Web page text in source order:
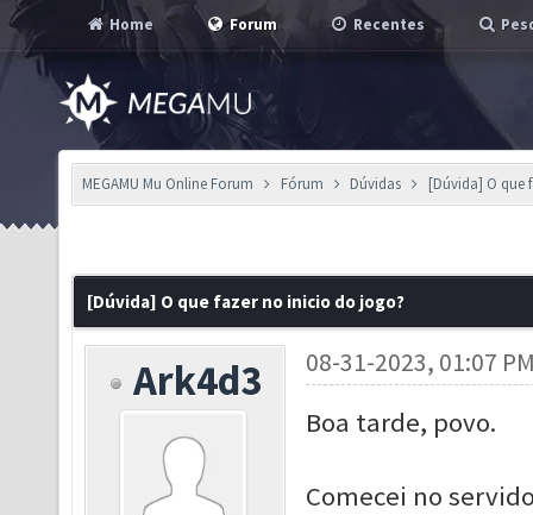
Home Forum Recentes
MEGAMU Mu Online Forum Fórum Dúvidas [Dúvida] O que
[Dúvida] O que fazer no inicio do jogo?
Ark4d3 08-31-2023, 01:07
Boa tarde, povo.
Comecei no